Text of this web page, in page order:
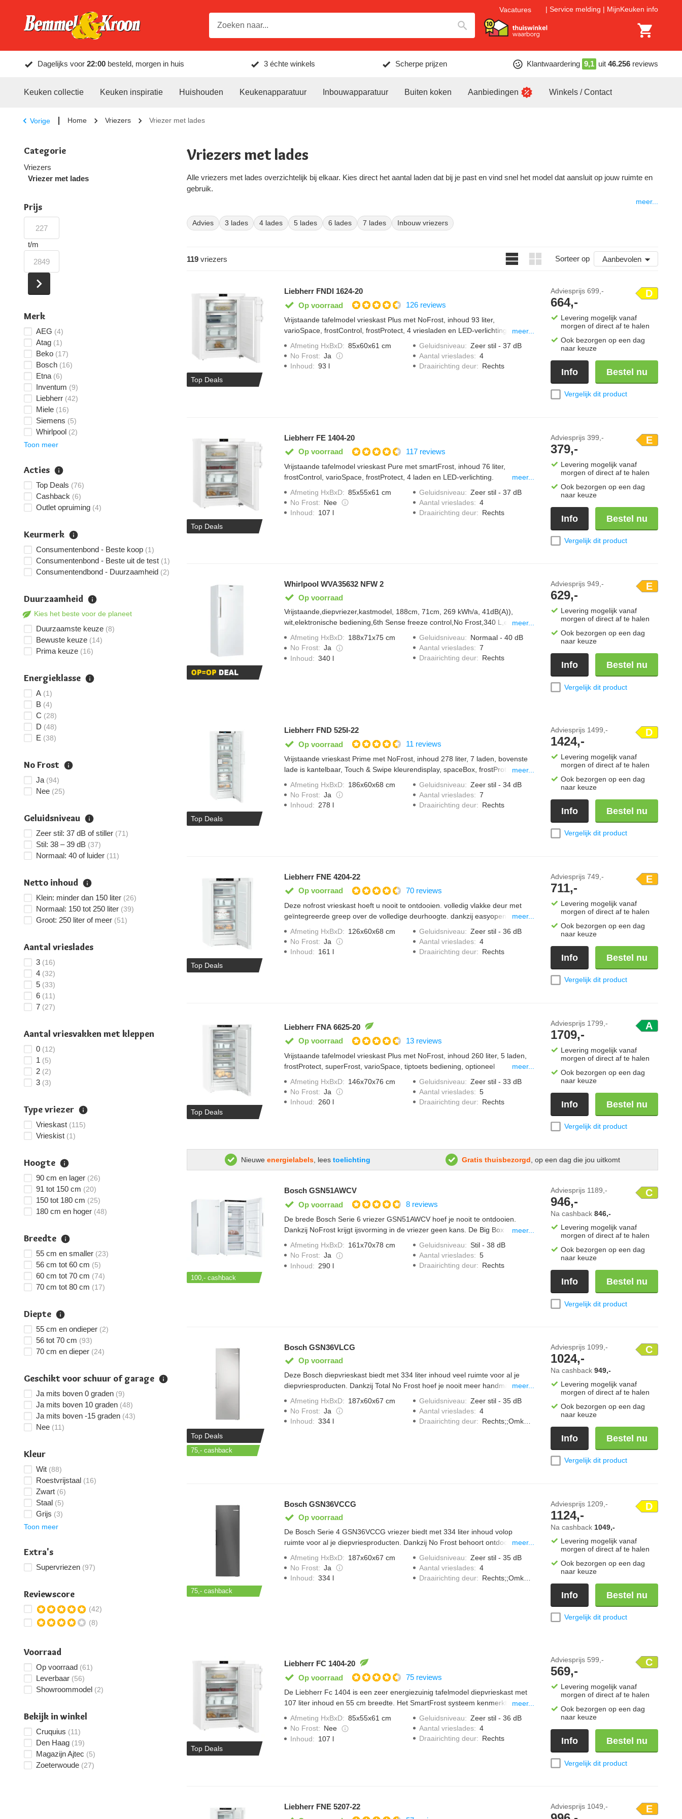
Vacatures Service melding MijnKeuken info
Dagelijks voor 22:00 besteld, morgen in huis 3 échte winkels Scherpe prijzen Klantwaardering 9,1 uit 46.256 reviews
Keuken collectie Keuken inspiratie Huishouden Keukenapparatuur Inbouwapparatuur Buiten koken Aanbiedingen Winkels / Contact
Vorige Home Vriezers Vriezer met lades
Vriezers met lades
Alle vriezers met lades overzichtelijk bij elkaar. Kies direct het aantal laden dat bij je past en vind snel het model dat aansluit op jouw ruimte en
gebruik.
meer...
Advies 3 lades 4 lades 5 lades 6 lades 7 lades Inbouw vriezers
119vriezers Sorteer op Aanbevolen
Top Deals
Liebherr FNDI 1624-20
Op voorraad
126 reviews
Vrijstaande tafelmodel vrieskast Plus met NoFrost, inhoud 93 liter,
varioSpace, frostControl, frostProtect, 4 vriesladen en LED-verlichting.
meer...
Afmeting HxBxD: 85x60x61 cm
No Frost: Ja
Inhoud: 93 l
Geluidsniveau: Zeer stil - 37 dB
Aantal vrieslades: 4
Draairichting deur: Rechts
D
Adviesprijs 699,-
664,-
Levering mogelijk vanaf
morgen of direct af te halen
Ook bezorgen op een dag
naar keuze
Info Bestel nu
Vergelijk dit product
Top Deals
Liebherr FE 1404-20
Op voorraad
117 reviews
Vrijstaande tafelmodel vrieskast Pure met smartFrost, inhoud 76 liter,
frostControl, varioSpace, frostProtect, 4 laden en LED-verlichting.
meer...
Afmeting HxBxD: 85x55x61 cm
No Frost: Nee
Inhoud: 107 l
Geluidsniveau: Zeer stil - 37 dB
Aantal vrieslades: 4
Draairichting deur: Rechts
E
Adviesprijs 399,-
379,-
Levering mogelijk vanaf
morgen of direct af te halen
Ook bezorgen op een dag
naar keuze
Info Bestel nu
Vergelijk dit product
Whirlpool WVA35632 NFW 2
Op voorraad
Vrijstaande,diepvriezer,kastmodel, 188cm, 71cm, 269 kWh/a, 41dB(A)),
wit,elektronische bediening,6th Sense freeze control,No Frost,340 L,externe
bediening,externe handgreep
meer...
Afmeting HxBxD: 188x71x75 cm
No Frost: Ja
Inhoud: 340 l
Geluidsniveau: Normaal - 40 dB
Aantal vrieslades: 7
Draairichting deur: Rechts
E
Adviesprijs 949,-
629,-
Levering mogelijk vanaf
morgen of direct af te halen
Ook bezorgen op een dag
naar keuze
Info Bestel nu
Vergelijk dit product
Top Deals
Liebherr FND 525I-22
Op voorraad
11 reviews
Vrijstaande vrieskast Prime met NoFrost, inhoud 278 liter, 7 laden, bovenste
lade is kantelbaar, Touch & Swipe kleurendisplay, spaceBox, frostProtect,
smarthome toepassingen.
meer...
Afmeting HxBxD: 186x60x68 cm
No Frost: Ja
Inhoud: 278 l
Geluidsniveau: Zeer stil - 34 dB
Aantal vrieslades: 7
Draairichting deur: Rechts
D
Adviesprijs 1499,-
1424,-
Levering mogelijk vanaf
morgen of direct af te halen
Ook bezorgen op een dag
naar keuze
Info Bestel nu
Vergelijk dit product
Top Deals
Liebherr FNE 4204-22
Op voorraad
70 reviews
Deze nofrost vrieskast hoeft u nooit te ontdooien. volledig vlakke deur met
geïntegreerde greep over de volledige deurhoogte. dankzij easyopen is de
kan de deur niet meer ongewenst open blijven staan. de spacebox biedt
plaats aan extra grote verpakkingen. met frostprotect is de vriezer geschikt
meer...
Afmeting HxBxD: 126x60x68 cm
No Frost: Ja
Inhoud: 161 l
Geluidsniveau: Zeer stil - 36 dB
Aantal vrieslades: 4
Draairichting deur: Rechts
E
Adviesprijs 749,-
711,-
Levering mogelijk vanaf
morgen of direct af te halen
Ook bezorgen op een dag
naar keuze
Info Bestel nu
Vergelijk dit product
Top Deals
Liebherr FNA 6625-20
Op voorraad
13 reviews
Vrijstaande tafelmodel vrieskast Plus met NoFrost, inhoud 260 liter, 5 laden,
frostProtect, superFrost, varioSpace, tiptoets bediening, optioneel
meer...
Afmeting HxBxD: 146x70x76 cm
No Frost: Ja
Inhoud: 260 l
Geluidsniveau: Zeer stil - 33 dB
Aantal vrieslades: 5
Draairichting deur: Rechts
A
Adviesprijs 1799,-
1709,-
Levering mogelijk vanaf
morgen of direct af te halen
Ook bezorgen op een dag
naar keuze
Info Bestel nu
Vergelijk dit product
Nieuwe energielabels, lees toelichting Gratis thuisbezorgd, op een dag die jou uitkomt
100,- cashback
Bosch GSN51AWCV
Op voorraad
8 reviews
De brede Bosch Serie 6 vriezer GSN51AWCV hoef je nooit te ontdooien.
Dankzij NoFrost krijgt ijsvorming in de vriezer geen kans. De Big Box
vrieslade is ideaal voor het stapelen van pizzadozen of grote diepvrieswaren.
Met de automatisch SuperVriezen-functie vries je kleine etenswaren sneller in
en wordt je ingevroren eten tegelijkertijd beschermd tegen ontdooien.
meer...
Afmeting HxBxD: 161x70x78 cm
No Frost: Ja
Inhoud: 290 l
Geluidsniveau: Stil - 38 dB
Aantal vrieslades: 5
Draairichting deur: Rechts
C
Adviesprijs 1189,-
946,-
Na cashback 846,-
Levering mogelijk vanaf
morgen of direct af te halen
Ook bezorgen op een dag
naar keuze
Info Bestel nu
Vergelijk dit product
Top Deals
75,- cashback
Bosch GSN36VLCG
Op voorraad
Deze Bosch diepvrieskast biedt met 334 liter inhoud veel ruimte voor al je
diepvriesproducten. Dankzij Total No Frost hoef je nooit meer handmatig te
smaak en kwaliteit beter behouden blijven. Via Home Connect bedien je de
vriezer eenvoudig op afstand en ontvang je handige meldingen.
meer...
Afmeting HxBxD: 187x60x67 cm
No Frost: Ja
Inhoud: 334 l
Geluidsniveau: Zeer stil - 35 dB
Aantal vrieslades: 4
Draairichting deur: Rechts;;Omkeerbaar
C
Adviesprijs 1099,-
1024,-
Na cashback 949,-
Levering mogelijk vanaf
morgen of direct af te halen
Ook bezorgen op een dag
naar keuze
Info Bestel nu
Vergelijk dit product
75,- cashback
Bosch GSN36VCCG
Op voorraad
De Bosch Serie 4 GSN36VCCG vriezer biedt met 334 liter inhoud volop
ruimte voor al je diepvriesproducten. Dankzij No Frost behoort ontdooien tot
verse boodschappen extra snel in, terwijl Multi Airflow zorgt voor een
gelijkmatige temperatuurverdeling. De vriezer werkt stil met slechts 35 dB en
meer...
Afmeting HxBxD: 187x60x67 cm
No Frost: Ja
Inhoud: 334 l
Geluidsniveau: Zeer stil - 35 dB
Aantal vrieslades: 4
Draairichting deur: Rechts;;Omkeerbaar
D
Adviesprijs 1209,-
1124,-
Na cashback 1049,-
Levering mogelijk vanaf
morgen of direct af te halen
Ook bezorgen op een dag
naar keuze
Info Bestel nu
Vergelijk dit product
Top Deals
Liebherr FC 1404-20
Op voorraad
75 reviews
De Liebherr Fc 1404 is een zeer energiezuinig tafelmodel diepvrieskast met
107 liter inhoud en 55 cm breedte. Het SmartFrost systeem kenmerkt zich
door de gladde binnenwanden waardoor het reinigen en ontdooien sneller en
makkelijker is. Met handige invriesautomaat, invriezen én bewaren in elke
lade.
meer...
Afmeting HxBxD: 85x55x61 cm
No Frost: Nee
Inhoud: 107 l
Geluidsniveau: Zeer stil - 36 dB
Aantal vrieslades: 4
Draairichting deur: Rechts
C
Adviesprijs 599,-
569,-
Levering mogelijk vanaf
morgen of direct af te halen
Ook bezorgen op een dag
naar keuze
Info Bestel nu
Vergelijk dit product
Liebherr FNE 5207-22
E
Adviesprijs 1049,-
Categorie
Vriezers
Vriezer met lades
Prijs
t/m
Merk
AEG (4)
Atag (1)
Beko (17)
Bosch (16)
Etna (6)
Inventum (9)
Liebherr (42)
Miele (16)
Siemens (5)
Whirlpool (2)
Toon meer
Acties
Top Deals (76)
Cashback (6)
Outlet opruiming (4)
Keurmerk
Consumentenbond - Beste koop (1)
Consumentenbond - Beste uit de test (1)
Consumentendbond - Duurzaamheid (2)
Duurzaamheid
Kies het beste voor de planeet
Duurzaamste keuze (8)
Bewuste keuze (14)
Prima keuze (16)
Energieklasse
A (1)
B (4)
C (28)
D (48)
E (38)
No Frost
Ja (94)
Nee (25)
Geluidsniveau
Zeer stil: 37 dB of stiller (71)
Stil: 38 – 39 dB (37)
Normaal: 40 of luider (11)
Netto inhoud
Klein: minder dan 150 liter (26)
Normaal: 150 tot 250 liter (39)
Groot: 250 liter of meer (51)
Aantal vrieslades
3 (16)
4 (32)
5 (33)
6 (11)
7 (27)
Aantal vriesvakken met kleppen
0 (12)
1 (5)
2 (2)
3 (3)
Type vriezer
Vrieskast (115)
Vrieskist (1)
Hoogte
90 cm en lager (26)
91 tot 150 cm (20)
150 tot 180 cm (25)
180 cm en hoger (48)
Breedte
55 cm en smaller (23)
56 cm tot 60 cm (5)
60 cm tot 70 cm (74)
70 cm tot 80 cm (17)
Diepte
55 cm en ondieper (2)
56 tot 70 cm (93)
70 cm en dieper (24)
Geschikt voor schuur of garage
Ja mits boven 0 graden (9)
Ja mits boven 10 graden (48)
Ja mits boven -15 graden (43)
Nee (11)
Kleur
Wit (88)
Roestvrijstaal (16)
Zwart (6)
Staal (5)
Grijs (3)
Toon meer
Extra's
Supervriezen (97)
Reviewscore
(42)
(8)
Voorraad
Op voorraad (61)
Leverbaar (56)
Showroommodel (2)
Bekijk in winkel
Cruquius (11)
Den Haag (19)
Magazijn Ajtec (5)
Zoeterwoude (27)